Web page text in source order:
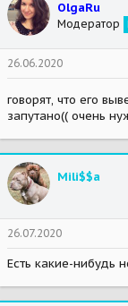
OlgaRu
Модератор
26.06.2020
говорят, что его
запутано(( очень
Mili$$a
26.07.2020
Есть какие-нибудь